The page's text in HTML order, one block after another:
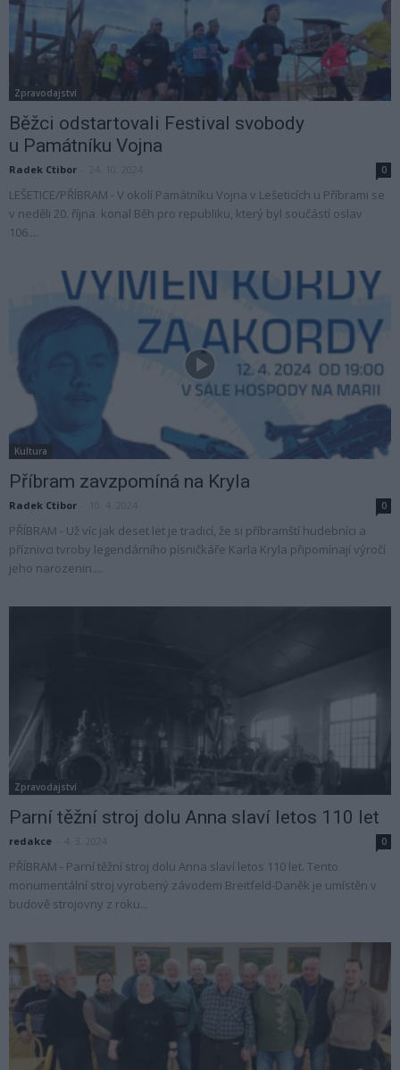
Zpravodajství
Běžci odstartovali Festival svobody
u Památníku Vojna
Radek Ctibor 0
LEŠETICE/PŘÍBRAM - V okolí Památníku Vojna v Lešeticích u Příbrami se
v neděli 20. října konal Běh pro republiku, který byl součástí oslav
106....
Kultura
Příbram zavzpomíná na Kryla
Radek Ctibor 0
PŘÍBRAM - Už víc jak deset let je tradicí, že si příbramští hudebníci a
příznivci tvroby legendárního písničkáře Karla Kryla připomínají výročí
jeho narozenin....
Zpravodajství
Parní těžní stroj dolu Anna slaví letos 110 let
redakce 0
PŘÍBRAM - Parní těžní stroj dolu Anna slaví letos 110 let. Tento
monumentální stroj vyrobený závodem Breitfeld-Daněk je umístěn v
budově strojovny z roku...